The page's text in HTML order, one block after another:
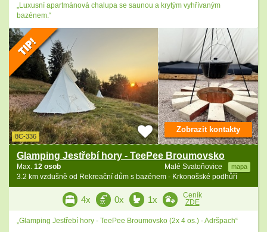
„Luxusní apartmánová chalupa se saunou a krytým vyhřívaným
bazénem.“
8C-336
Glamping Jestřebí hory - TeePee Broumovsko
Malé Svatoňovice mapa
Max. 12 osob
3.2 km vzdušně od Rekreační dům s bazénem - Krkonošské podhůří
Zobrazit kontakty
4x 0x 1x
Ceník
ZDE
„Glamping Jestřebí hory - TeePee Broumovsko (2x 4 os.) - Adršpach“